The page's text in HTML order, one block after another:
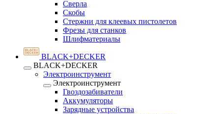
Сверла
Скобы
Стержни для клеевых пистолетов
Фрезы для станков
Шлифматериалы
BLACK+DECKER
BLACK+DECKER
Электроинструмент
Электроинструмент
Гвоздозабиватели
Аккумуляторы
Зарядные устройства